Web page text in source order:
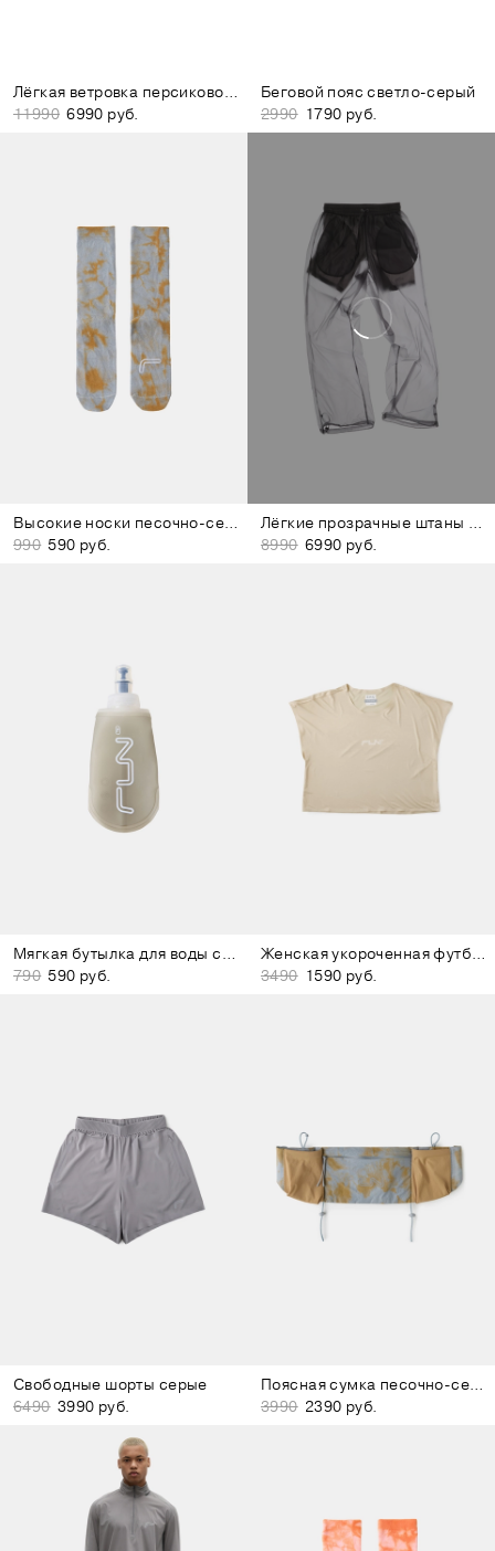
Лёгкая ветровка персиково-розовая
11990 6990 руб.
Беговой пояс светло-серый
2990 1790 руб.
Высокие носки песочно-серые
990 590 руб.
Лёгкие прозрачные штаны серые
8990 6990 руб.
Мягкая бутылка для воды серая
790 590 руб.
Женская укороченная футболка бежевая
3490 1590 руб.
Свободные шорты серые
6490 3990 руб.
Поясная сумка песочно-серая
3990 2390 руб.